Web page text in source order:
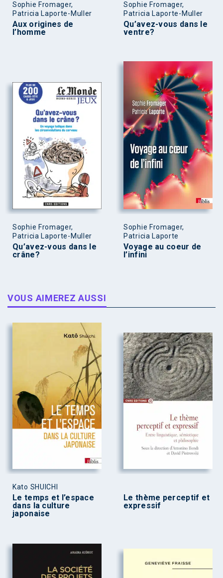
Sophie Fromager,
Patricia Laporte-Muller
Aux origines de
l’homme
Sophie Fromager,
Patricia Laporte-Muller
Qu’avez-vous dans le
ventre?
Sophie Fromager,
Patricia Laporte-Muller
Qu’avez-vous dans le
crâne?
Sophie Fromager,
Patricia Laporte
Voyage au coeur de
l’infini
VOUS AIMEREZ AUSSI
Kato SHUICHI
Le temps et l’espace
dans la culture
japonaise
Le thème perceptif et
expressif